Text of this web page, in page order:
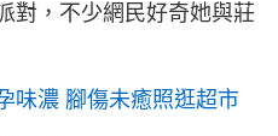
對，不少網民好奇她與莊
味濃 腳傷未癒照逛超市